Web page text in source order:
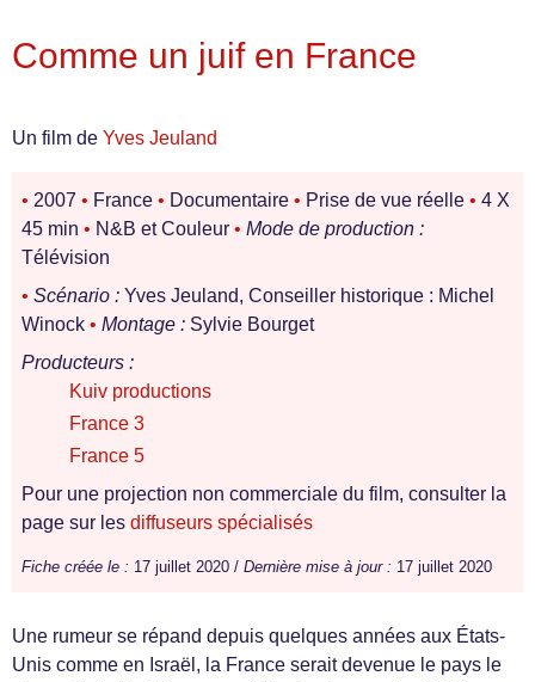
Comme un juif en France
Un film de Yves Jeuland
• 2007 • France • Documentaire • Prise de vue réelle • 4 X
45 min • N&B et Couleur • Mode de production :
Télévision
• Scénario : Yves Jeuland, Conseiller historique : Michel
Winock • Montage : Sylvie Bourget
Producteurs :
Kuiv productions
France 3
France 5
Pour une projection non commerciale du film, consulter la
page sur les diffuseurs spécialisés
Fiche créée le : 17 juillet 2020 / Dernière mise à jour : 17 juillet 2020
Une rumeur se répand depuis quelques années aux États-
Unis comme en Israël, la France serait devenue le pays le